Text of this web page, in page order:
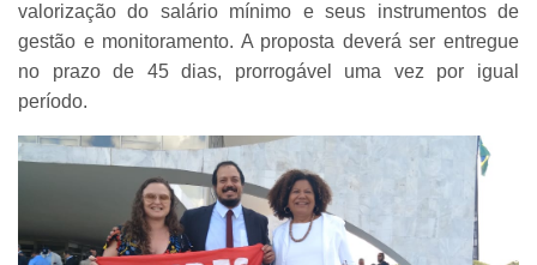
valorização do salário mínimo e seus instrumentos de
gestão e monitoramento. A proposta deverá ser entregue
no prazo de 45 dias, prorrogável uma vez por igual
período.